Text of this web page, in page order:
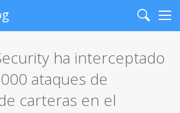
Search
ha interceptado
ataques de
carteras en el